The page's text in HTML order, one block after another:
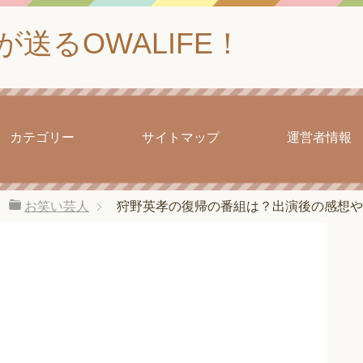
送るOWALIFE！
カテゴリー サイトマップ 運営者情報
お笑い芸人 狩野英孝の復帰の番組は？出演後の感想